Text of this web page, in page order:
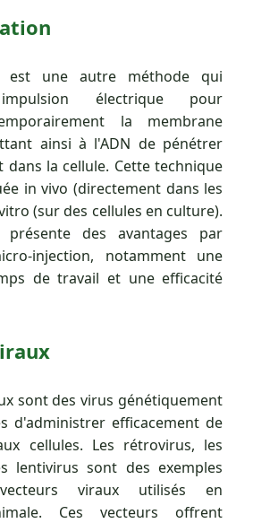
est une autre méthode qui
électrique pour
la membrane
ainsi à l'ADN de pénétrer
dans la cellule. Cette technique
in vivo (directement dans les
(sur des cellules en culture).
présente des avantages par
injection, notamment une
de travail et une efficacité
sont des virus génétiquement
d'administrer efficacement de
cellules. Les rétrovirus, les
lentivirus sont des exemples
viraux utilisés en
Ces vecteurs offrent